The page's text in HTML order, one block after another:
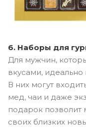
6. Наборы для
Для мужчин,
вкусами,
В них могут
мед, чаи и даже
подарок позволит
своих близких